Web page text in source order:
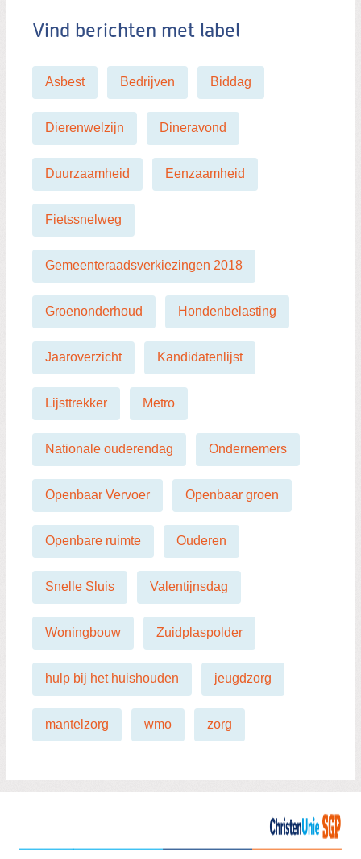
Vind berichten met label
Asbest Bedrijven Biddag
Dierenwelzijn Dineravond
Duurzaamheid Eenzaamheid
Fietssnelweg
Gemeenteraadsverkiezingen 2018
Groenonderhoud Hondenbelasting
Jaaroverzicht Kandidatenlijst
Lijsttrekker Metro
Nationale ouderendag Ondernemers
Openbaar Vervoer Openbaar groen
Openbare ruimte Ouderen
Snelle Sluis Valentijnsdag
Woningbouw Zuidplaspolder
hulp bij het huishouden jeugdzorg
mantelzorg wmo zorg